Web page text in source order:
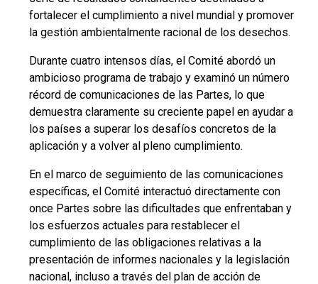
fortalecer el cumplimiento a nivel mundial y promover
la gestión ambientalmente racional de los desechos.
Durante cuatro intensos días, el Comité abordó un
ambicioso programa de trabajo y examinó un número
récord de comunicaciones de las Partes, lo que
demuestra claramente su creciente papel en ayudar a
los países a superar los desafíos concretos de la
aplicación y a volver al pleno cumplimiento.
En el marco de seguimiento de las comunicaciones
específicas, el Comité interactuó directamente con
once Partes sobre las dificultades que enfrentaban y
los esfuerzos actuales para restablecer el
cumplimiento de las obligaciones relativas a la
presentación de informes nacionales y la legislación
nacional, incluso a través del plan de acción de